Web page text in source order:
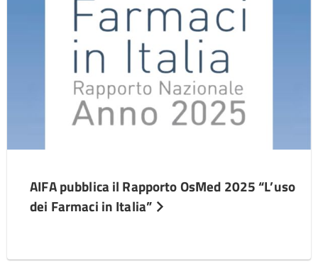
AIFA pubblica il Rapporto OsMed 2025 “L’uso
dei Farmaci in Italia”